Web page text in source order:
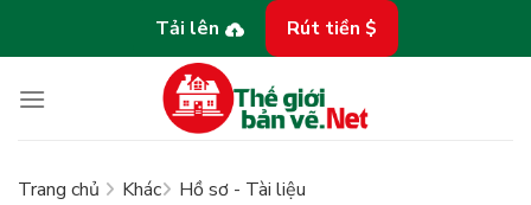
dung
Tải lên Rút tiền $
Trang chủ Khác
Hồ sơ - Tài liệu